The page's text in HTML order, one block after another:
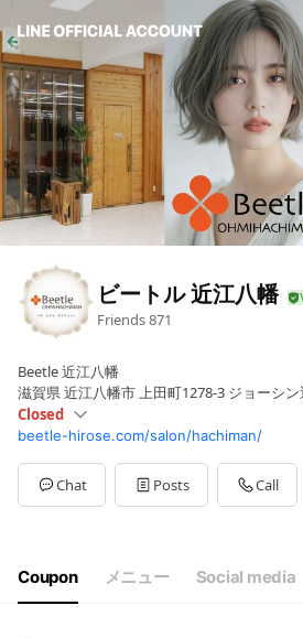
ビートル 近江八幡
Friends871
Beetle 近江八幡
滋賀県 近江八幡市 上田町1278-3 ジョーシン
Closed
Sun09:00 - 18:00
MonClosed
Tue09:00 - 18:00
Wed09:00 - 18:00
定休日：毎週月曜日、第３日曜日
beetle-hirose.com/salon/hachiman/
Chat Posts Call
Coupon メニュー Social media